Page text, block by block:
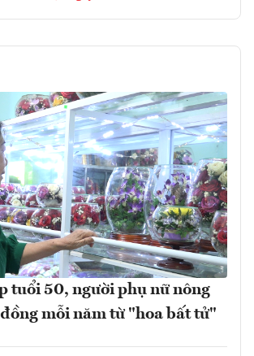
tuổi 50, người phụ nữ nông
mỗi năm từ "hoa bất tử"